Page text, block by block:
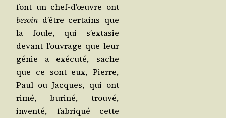
font un chef-d’œuvre ont
besoin d’être cer­tains que
la foule, qui s’ex­ta­sie
devant l’ou­vrage que leur
génie a exé­cu­té, sache
que ce sont eux, Pierre,
Paul ou Jacques, qui ont
rimé, buri­né, trou­vé,
inven­té, fabri­qué cette